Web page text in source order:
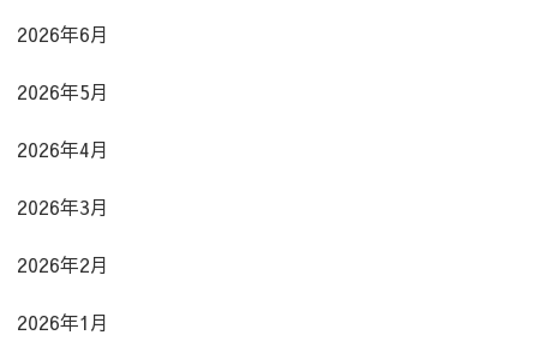
2026年6月
2026年5月
2026年4月
2026年3月
2026年2月
2026年1月